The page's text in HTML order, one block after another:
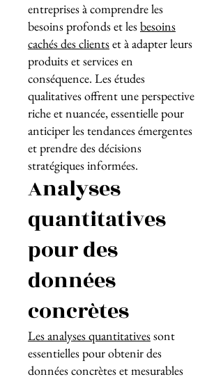
entreprises à comprendre les
besoins profonds et lesbesoins
cachés des clientset à adapter leurs
produits et services en
conséquence. Les études
qualitatives offrent une perspective
riche et nuancée, essentielle pour
anticiper les tendances émergentes
et prendre des décisions
stratégiques informées.
Analyses
quantitatives
pour des
données
concrètes
Les analyses quantitativessont
essentielles pour obtenir des
données concrètes et mesurables